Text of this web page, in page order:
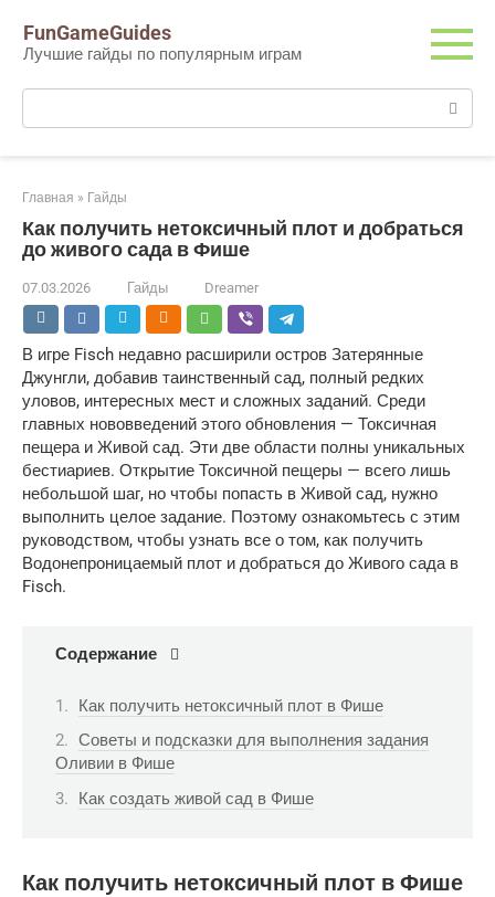
контенту
FunGameGuides
Лучшие гайды по популярным играм
Поиск:
Главная » Гайды
Как получить нетоксичный плот и добраться
до живого сада в Фише
07.03.2026 Гайды Dreamer
В игре Fisch недавно расширили остров Затерянные
Джунгли, добавив таинственный сад, полный редких
уловов, интересных мест и сложных заданий. Среди
главных нововведений этого обновления — Токсичная
пещера и Живой сад. Эти две области полны уникальных
бестиариев. Открытие Токсичной пещеры — всего лишь
небольшой шаг, но чтобы попасть в Живой сад, нужно
выполнить целое задание. Поэтому ознакомьтесь с этим
руководством, чтобы узнать все о том, как получить
Водонепроницаемый плот и добраться до Живого сада в
Fisch.
Содержание
Как получить нетоксичный плот в Фише
Советы и подсказки для выполнения задания
Оливии в Фише
Как создать живой сад в Фише
Как получить нетоксичный плот в Фише